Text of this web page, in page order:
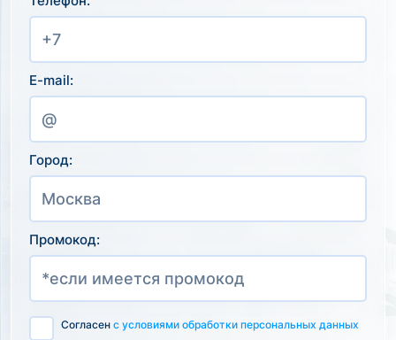
E-mail:
Город:
Промокод:
Согласен с условиями обработки персональных данных